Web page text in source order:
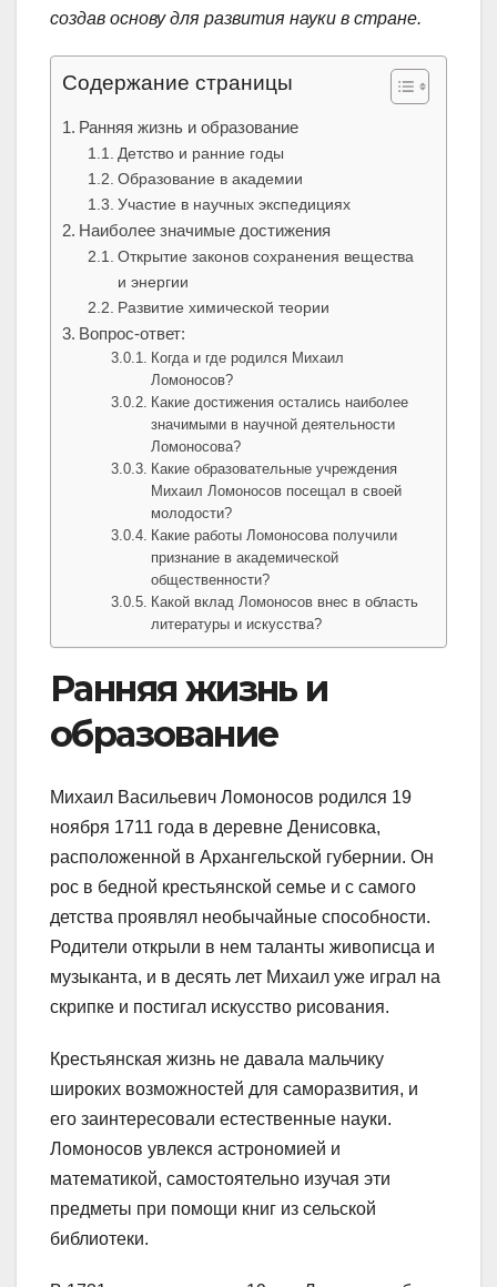
создав основу для развития науки в стране.
Содержание страницы
Ранняя жизнь и образование
Детство и ранние годы
Образование в академии
Участие в научных экспедициях
Наиболее значимые достижения
Открытие законов сохранения вещества
и энергии
Развитие химической теории
Вопрос-ответ:
Когда и где родился Михаил
Ломоносов?
Какие достижения остались наиболее
значимыми в научной деятельности
Ломоносова?
Какие образовательные учреждения
Михаил Ломоносов посещал в своей
молодости?
Какие работы Ломоносова получили
признание в академической
общественности?
Какой вклад Ломоносов внес в область
литературы и искусства?
Ранняя жизнь и
образование
Михаил Васильевич Ломоносов родился 19
ноября 1711 года в деревне Денисовка,
расположенной в Архангельской губернии. Он
рос в бедной крестьянской семье и с самого
детства проявлял необычайные способности.
Родители открыли в нем таланты живописца и
музыканта, и в десять лет Михаил уже играл на
скрипке и постигал искусство рисования.
Крестьянская жизнь не давала мальчику
широких возможностей для саморазвития, и
его заинтересовали естественные науки.
Ломоносов увлекся астрономией и
математикой, самостоятельно изучая эти
предметы при помощи книг из сельской
библиотеки.